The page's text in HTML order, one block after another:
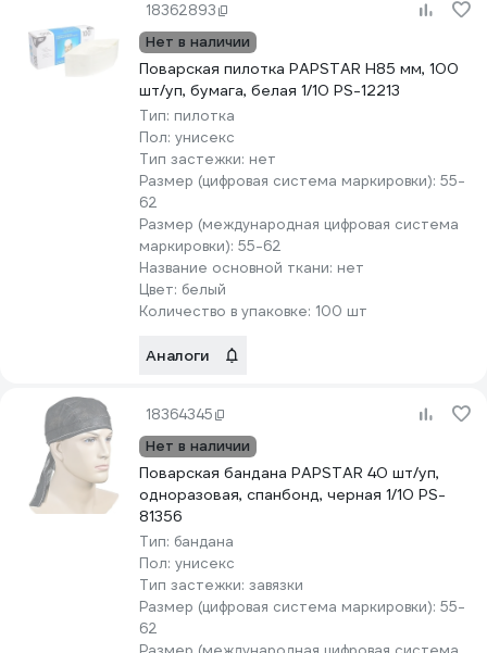
18362893
Нет в наличии
Поварская пилотка PAPSTAR Н85 мм, 100
шт/уп, бумага, белая 1/10 PS-12213
Тип: пилотка
Пол: унисекс
Тип застежки: нет
Размер (цифровая система маркировки): 55-
62
Размер (международная цифровая система
маркировки): 55-62
Название основной ткани: нет
Цвет: белый
Количество в упаковке: 100 шт
Аналоги
18364345
Нет в наличии
Поварская бандана PAPSTAR 40 шт/уп,
одноразовая, спанбонд, черная 1/10 PS-
81356
Тип: бандана
Пол: унисекс
Тип застежки: завязки
Размер (цифровая система маркировки): 55-
62